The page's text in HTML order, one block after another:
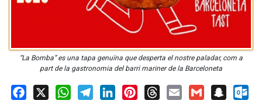
“La Bomba” es una tapa genuïna que desperta el nostre paladar, com a
part de la gastronomia del barri mariner de la Barceloneta